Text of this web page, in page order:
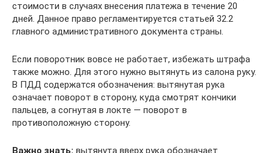
стоимости в случаях внесения платежа в течение 20
дней. Данное право регламентируется статьей 32.2
главного административного документа страны.
Если поворотник вовсе не работает, избежать штрафа
также можно. Для этого нужно вытянуть из салона руку.
В ПДД содержатся обозначения: вытянутая рука
означает поворот в сторону, куда смотрят кончики
пальцев, а согнутая в локте — поворот в
противоположную сторону.
Важно знать: вытянута вверх рука обозначает